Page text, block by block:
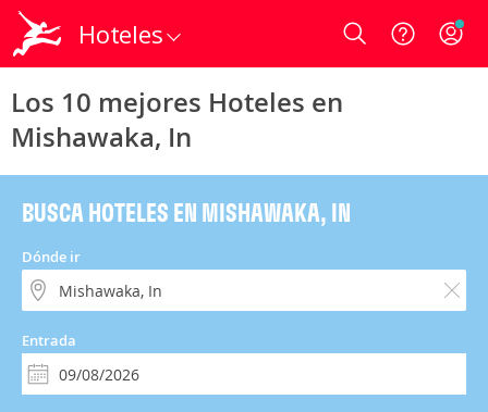
Hoteles Login
Los 10 mejores Hoteles en
Mishawaka, In
BUSCA HOTELES EN MISHAWAKA, IN
Dónde ir
Entrada